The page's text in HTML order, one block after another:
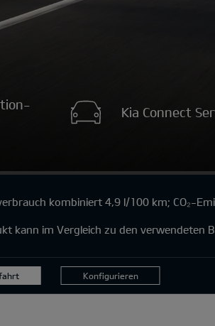
Kia Connect
kombiniert 4,9 l/100 km; CO₂-
kann im Vergleich zu den verwendeten
Konfigurieren